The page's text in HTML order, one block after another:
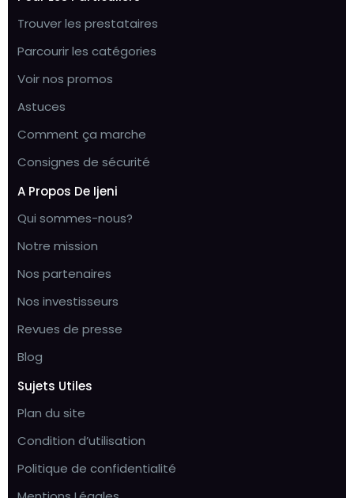
Trouver les prestataires
Parcourir les catégories
Voir nos promos
Astuces
Comment ça marche
Consignes de sécurité
A Propos De Ijeni
Qui sommes-nous?
Notre mission
Nos partenaires
Nos investisseurs
Revues de presse
Blog
Sujets Utiles
Plan du site
Condition d’utilisation
Politique de confidentialité